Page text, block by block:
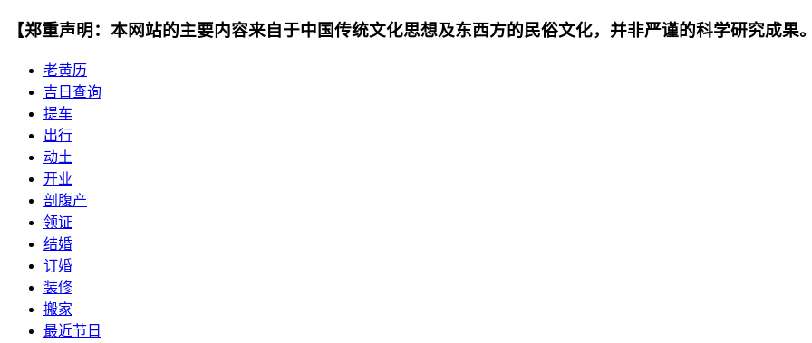
【郑重声明：本网站的主要内容来自于中国传统文化思想及东西方的民俗文化，并非严谨的科学研究成果
老黄历
吉日查询
提车
出行
动土
开业
剖腹产
领证
结婚
订婚
装修
搬家
最近节日